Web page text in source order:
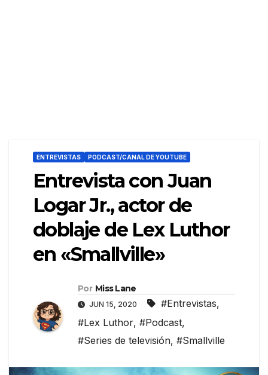
ENTREVISTAS PODCAST/CANAL DE YOUTUBE
Entrevista con Juan
Logar Jr., actor de
doblaje de Lex Luthor
en «Smallville»
Por Miss Lane
JUN 15, 2020 #Entrevistas,
#Lex Luthor, #Podcast,
#Series de televisión, #Smallville